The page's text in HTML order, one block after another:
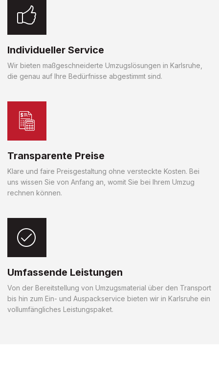
Individueller Service
Wir bieten maßgeschneiderte Umzugslösungen in Karlsruhe,
die genau auf Ihre Bedürfnisse abgestimmt sind.
Transparente Preise
Klare und faire Preisgestaltung ohne versteckte Kosten. Bei
uns wissen Sie von Anfang an, womit Sie bei Ihrem Umzug
rechnen können.
Umfassende Leistungen
Von der Bereitstellung von Umzugsmaterial über den Transport
bis hin zum Ein- und Auspackservice bieten wir in Karlsruhe ein
vollumfängliches Leistungspaket.